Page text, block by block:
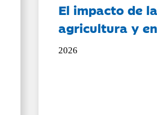
El impacto de
agricultura y
2026